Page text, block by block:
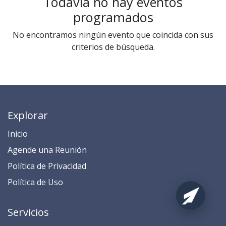
programados
No encontramos ningún evento que coincida con sus
criterios de búsqueda.
Explorar
Inicio
​​​​​​​​​​​​​​​​​​​​​​​​​​​​A​gend​e ​u​na​ Reunión​
​​​​​​P​o​l​ítica de Privacidad
​​​​​​​​​​​P​o​l​í​t​ic​a​ d​e ​U​so​
Servicios